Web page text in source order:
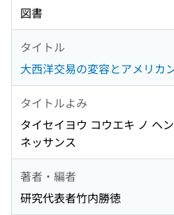
図書
タイトル
大西洋交易の変容とアメリカ
タイトルよみ
タイセイヨウ コウエキ ノ ヘ
ネッサンス
著者・編者
研究代表者竹内勝徳